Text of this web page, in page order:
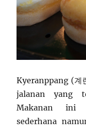
Kyeranppang (계
jalanan yang
Makanan ini
sederhana